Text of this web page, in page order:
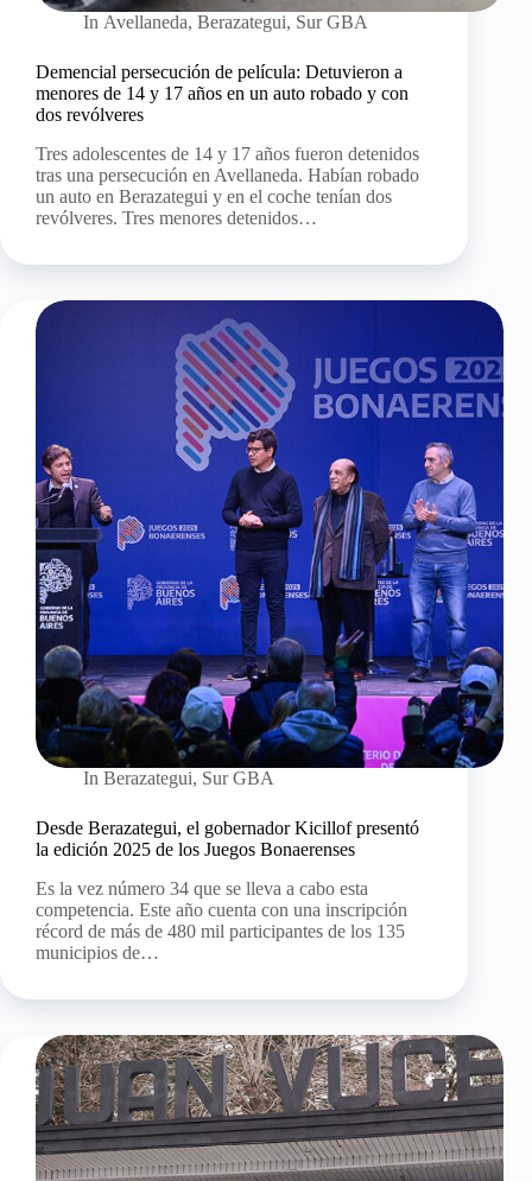
In Avellaneda,Berazategui, Sur GBA
Demencial persecución de película: Detuvieron a
menores de 14 y 17 años en un auto robado y con
dos revólveres
Tres adolescentes de 14 y 17 años fueron detenidos
tras una persecución en Avellaneda. Habían robado
un auto en Berazategui y en el coche tenían dos
revólveres. Tres menores detenidos…
In Berazategui, Sur GBA
Desde Berazategui, el gobernador Kicillof presentó
la edición 2025 de los Juegos Bonaerenses
Es la vez número 34 que se lleva a cabo esta
competencia. Este año cuenta con una inscripción
récord de más de 480 mil participantes de los 135
municipios de…